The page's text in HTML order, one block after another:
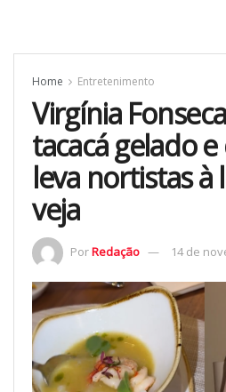
Home Entretenimento
Virgínia
tacacá gelado
leva nortistas à
veja
PorRedação 14 de